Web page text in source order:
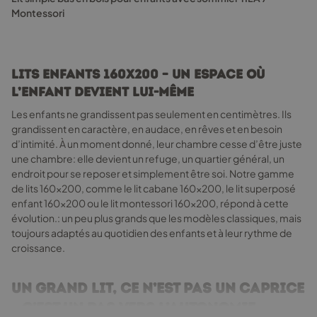
options
sur
la
page
du
produit
Montessori
Lits enfants 160x200 – un espace où
l’enfant devient lui-même
Les enfants ne grandissent pas seulement en centimètres. Ils
grandissent en caractère, en audace, en rêves et en besoin
d’intimité. À un moment donné, leur chambre cesse d’être juste
une chambre: elle devient un refuge, un quartier général, un
endroit pour se reposer et simplement être soi. Notre gamme
de lits 160x200, comme le lit cabane 160x200, le lit superposé
enfant 160x200 ou le lit montessori 160x200, répond à cette
évolution.: un peu plus grands que les modèles classiques, mais
toujours adaptés au quotidien des enfants et à leur rythme de
croissance.
Un grand lit, ce n’est pas un caprice